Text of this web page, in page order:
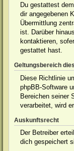
Du gestattest
dir angegebenen
Übermittlung
ist. Darüber
kontaktieren,
gestattet hast.
Geltungsbereich
Diese Richtlinie
phpBB-Software
Bereichen seiner
verarbeitet, wird
Auskunftsrecht
Der Betreiber
dich gespeichert